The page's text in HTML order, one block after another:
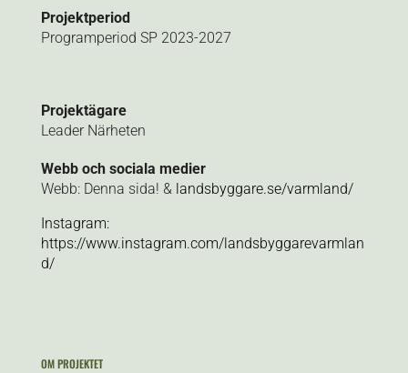
Projektperiod
Programperiod SP 2023-2027
Projektägare
Leader Närheten
Webb och sociala medier
Webb: Denna sida! & landsbyggare.se/varmland/
Instagram:
https://www.instagram.com/landsbyggarevarmlan
d/
OM PROJEKTET